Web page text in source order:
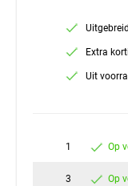
Extra
Uit
1 Op
3 Op